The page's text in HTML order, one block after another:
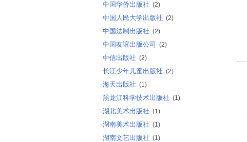
中国华侨出版社 (2)
中国人民大学出版社 (2)
中国法制出版社 (2)
中国友谊出版公司 (2)
中信出版社 (2)
长江少年儿童出版社 (2)
海天出版社 (1)
黑龙江科学技术出版社 (1)
湖北美术出版社 (1)
湖南美术出版社 (1)
湖南文艺出版社 (1)